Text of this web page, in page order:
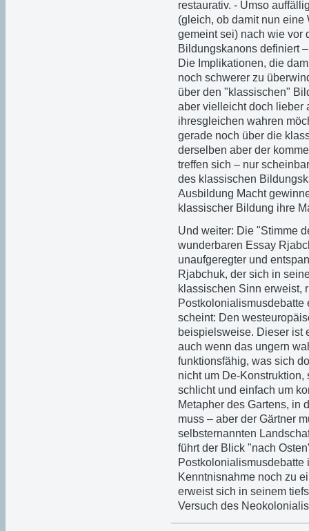
restaurativ. - Umso
(gleich, ob damit nun
gemeint sei) nach wie vor
Bildungskanons definiert
Die Implikationen, die
noch schwerer zu
über den "klassischen"
aber vielleicht doch lieber
ihresgleichen wahren
gerade noch über die
derselben aber der
treffen sich – nur
des klassischen
Ausbildung Macht
klassischer Bildung ihre
Und weiter: Die "Stimme
wunderbaren Essay
unaufgeregter und
Rjabchuk, der sich in
klassischen Sinn erweist,
scheint: Den
beispielsweise. Dieser ist
auch wenn das ungern
funktionsfähig, was sich
nicht um De-Konstruktion,
schlicht und einfach um
Metapher des Gartens, in
muss – aber der Gärtner
selbsternannten
führt der Blick "nach
Postkolonialismusdebatte
Kenntnisnahme noch zu
erweist sich in seinem
Versuch des